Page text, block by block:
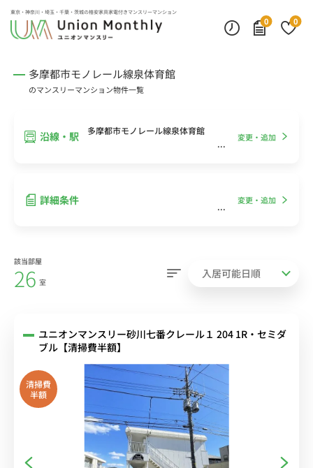
東京・神奈川・埼玉・千葉・茨城の格安家具家電付きマンスリーマンション
0
0
多摩都市モノレール線泉体育館
のマンスリーマンション物件一覧
沿線・駅 多摩都市モノレール線泉体育館
変更・追加
詳細条件 変更・追加
該当部屋
26 室
ユニオンマンスリー砂川七番クレール１ 204 1R・セミダ
ブル【清掃費半額】
清掃費
半額